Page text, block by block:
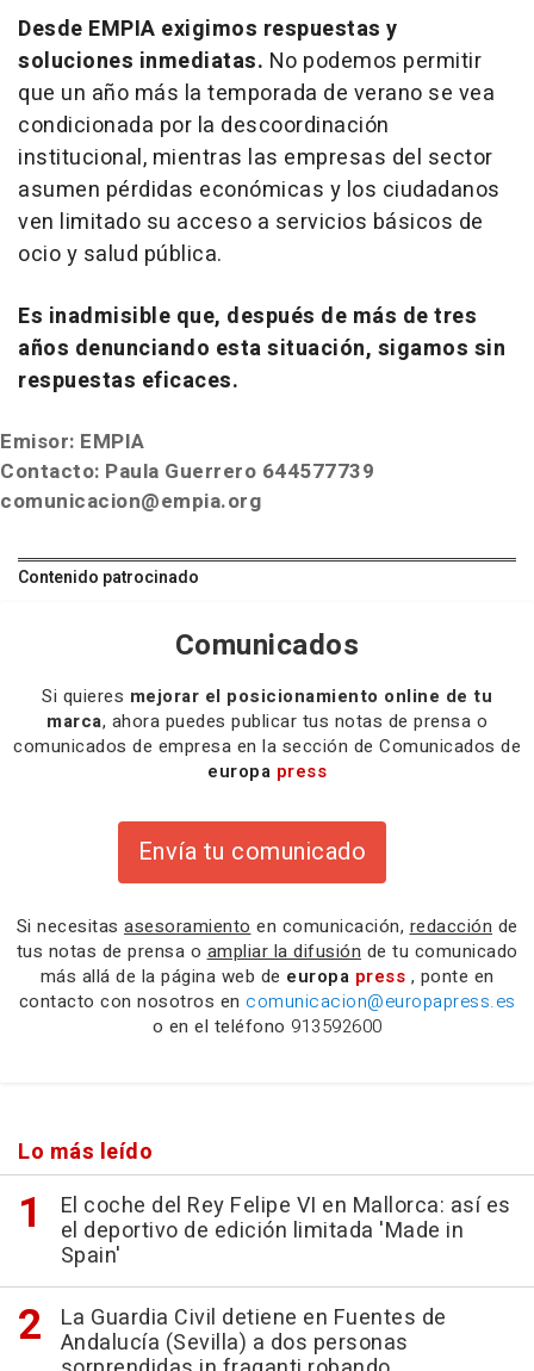
Desde EMPIA exigimos respuestas y
soluciones inmediatas. No podemos permitir
que un año más la temporada de verano se vea
condicionada por la descoordinación
institucional, mientras las empresas del sector
asumen pérdidas económicas y los ciudadanos
ven limitado su acceso a servicios básicos de
ocio y salud pública.
Es inadmisible que, después de más de tres
años denunciando esta situación, sigamos sin
respuestas eficaces.
Emisor: EMPIA
Contacto: Paula Guerrero 644577739
comunicacion@empia.org
Contenido patrocinado
Comunicados
Si quieres mejorar el posicionamiento online de tu
marca, ahora puedes publicar tus notas de prensa o
comunicados de empresa en la sección de Comunicados de
europa press
Envía tu comunicado
Si necesitas asesoramiento en comunicación, redacción de
tus notas de prensa o ampliar la difusión de tu comunicado
más allá de la página web de europa press , ponte en
contacto con nosotros en comunicacion@europapress.es
o en el teléfono 913592600
Lo más leído
El coche del Rey Felipe VI en Mallorca: así es
el deportivo de edición limitada 'Made in
Spain'
La Guardia Civil detiene en Fuentes de
Andalucía (Sevilla) a dos personas